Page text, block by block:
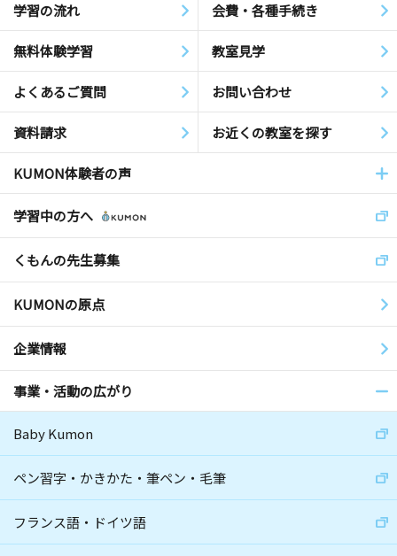
学習の流れ 会費・各種手続き
無料体験学習 教室見学
よくあるご質問 お問い合わせ
資料請求 お近くの教室を探す
KUMON体験者の声
学習中の方へ
くもんの先生募集
KUMONの原点
企業情報
事業・活動の広がり
Baby Kumon
ペン習字・かきかた・筆ペン・毛筆
フランス語・ドイツ語